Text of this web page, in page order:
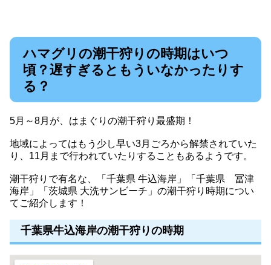
ハマグリの潮干狩りの時期はいつ
頃？遅すぎるともういなかったりす
る？
5月～8月が、はまぐりの潮干狩り最盛期！
地域によってはもう少し早い3月ごろから解禁されていた
り、11月まで行われていたりすることもあるようです。
潮干狩りで有名な、「千葉県 牛込海岸」「千葉県 冨津
海岸」「茨城県 大洗サンビーチ」の潮干狩り時期につい
てご紹介します！
千葉県牛込海岸の潮干狩りの時期